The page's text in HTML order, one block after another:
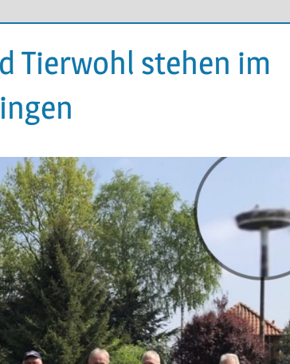
Tierwohl stehen im